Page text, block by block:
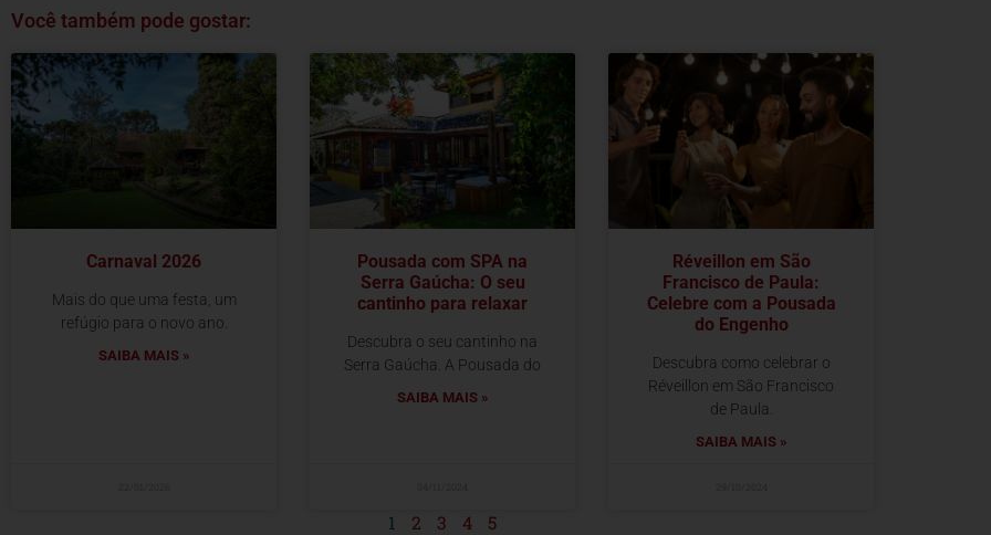
Você também pode gostar:
Carnaval 2026
Mais do que uma festa, um
refúgio para o novo ano.
SAIBA MAIS »
Pousada com SPA na
Serra Gaúcha: O seu
cantinho para relaxar
Descubra o seu cantinho na
Serra Gaúcha. A Pousada do
SAIBA MAIS »
Réveillon em São
Francisco de Paula:
Celebre com a Pousada
do Engenho
Descubra como celebrar o
Réveillon em São Francisco
de Paula.
SAIBA MAIS »
1 2 3 4 5